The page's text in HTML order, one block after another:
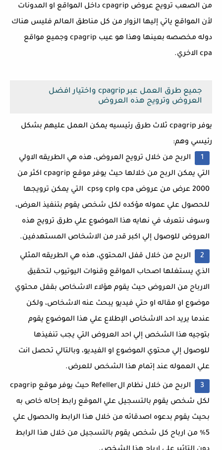
من الصعب ترويج عروض cpagrip داخل المواقع او المدونات
لأن المواقع ياتي إليها الزوار من كل مناطق العالم فليس هناك
دوله مخصصه بعينها وهذا هو عيب cpagrip وجميع مواقع
cpa الاخري.
جميع طرق العمل عبر cpagrip واختيار افضل
العروض وترويج هذه العروض
يوفر cpagrip ثلاث طرق رئيسيه يمكن العمل عليهم بشكل
رئيسي وهم:
الربح من خلال ترويج العروض، هذه هي الطريقه الاولي
التي يمكن الربح من خلالها حيث يوفر موقع cpagrip اكثر من
2000 عرض من عروض cpa وcpl وcps التي يمكن ترويجها
للحصول علي عموله مؤكده لكل شخص يقوم بتنفيذ العرض،
وسوف نتعرف في نهايه هذا الموضوع علي طرق ترويج هذه
العروض للوصول إلي اكبر قدر من الاشخاص المستهدفين.
الربح من خلال قفل المحتوي، هذه هي الطريقه المثلي
الذي يستغلها اصحاب المواقع وقنوات اليوتيوب لتحقيق
الارباح من العروض حيث يقوم هؤلاء الاشخاص بقفل محتوي
موضوع او مقاله او حتي فيديو يبحث عنه الاشخاص، ولكن
عندما يريد احد الاشخاص الإطلاع علي هذا الموضوع يقوم
بتوجيه هذا الشخص إلي احد العروض التي يجب تنفيذها
للوصول إلي محتوي الموضوع او الفيديو، وبالتالي تحصل انت
علي العموله عند إتمام هذا الشخص للعرض.
الربح من خلال نظام الRefeller حيث يوفر موقع cpagrip
لكل شخص يقوم بالتسجيل علي الموقع رابط إحاله خاص به
بحيث يقوم بدعوه اصدقائه من خلال هذا الرابط والحصول علي
5% من ارباح كل شخص يقوم بالتسجيل من خلال هذا الرابط